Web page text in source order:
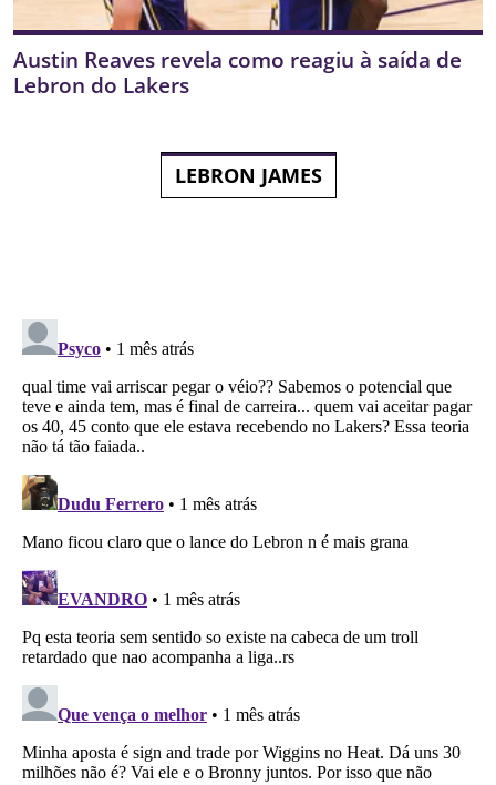
Austin Reaves revela como reagiu à saída de
Lebron do Lakers
LEBRON JAMES